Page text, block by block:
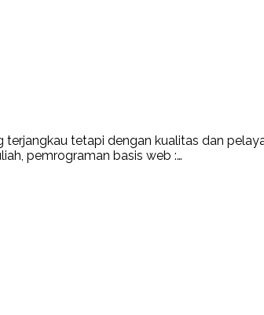
tetapi dengan kualitas dan
pemrograman basis web :…